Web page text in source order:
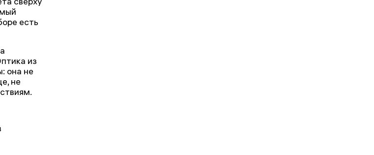
есть
из
она не
не